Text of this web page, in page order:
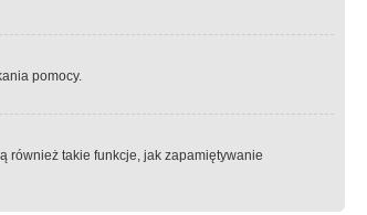
pomocy.
również takie funkcje, jak zapamiętywanie